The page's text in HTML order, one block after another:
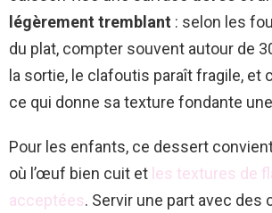
légèrement tremblant : selon les
du plat, compter souvent autour de
la sortie, le clafoutis paraît fragile, et
ce qui donne sa texture fondante
Pour les enfants, ce dessert convient
où l’œuf bien cuit et les textures de
acceptées. Servir une part avec des